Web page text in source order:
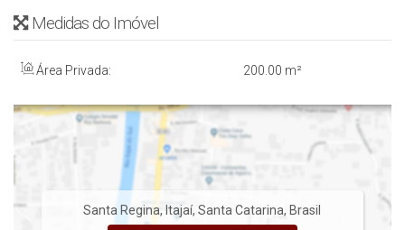
Denis Alexandre Imóveis
CRECI 4813 J
WhatsApp: (47) 99994-0042
Agende uma visita ao imóvel!
Medidas do Imóvel
Área Privada: 200 .00 m²
Santa Regina, Itajaí,Santa Catarina, Brasil